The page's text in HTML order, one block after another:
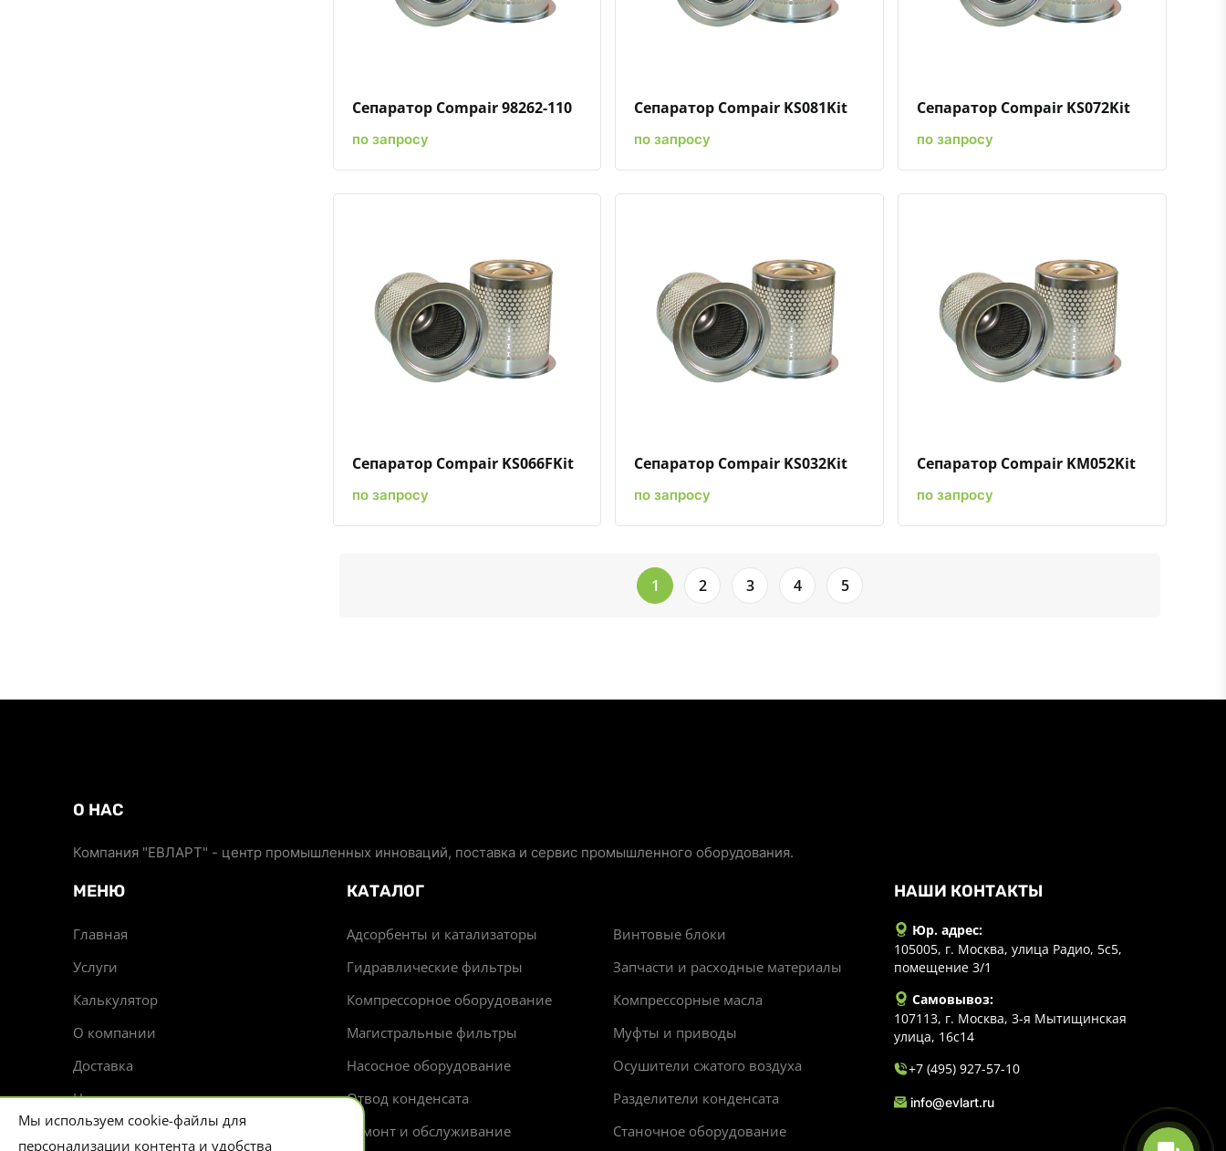
Сепаратор Compair 98262-110
по запросу
Сепаратор Compair KS081Kit
по запросу
Сепаратор Compair KS072Kit
по запросу
Быстрый просмотрДобавить к сравнению
Добавить в избранное
Сепаратор Compair KS066FKit
по запросу
Быстрый просмотрДобавить к сравнению
Добавить в избранное
Сепаратор Compair KS032Kit
по запросу
Быстрый просмотрДобавить к сравнению
Добавить в избранное
Сепаратор Compair KM052Kit
по запросу
1 2 3 4 5
О НАС
Компания "ЕВЛАРТ" - центр промышленных инноваций, поставка и сервис промышленного оборудования.
МЕНЮ
Главная
Услуги
Калькулятор
О компании
Доставка
Новости
Контакты
КАТАЛОГ
Адсорбенты и катализаторы
Винтовые блоки
Гидравлические фильтры
Запчасти и расходные материалы
Компрессорное оборудование
Компрессорные масла
Магистральные фильтры
Муфты и приводы
Насосное оборудование
Осушители сжатого воздуха
Отвод конденсата
Разделители конденсата
Ремонт и обслуживание
Станочное оборудование
НАШИ КОНТАКТЫ
Юр. адрес:
105005, г. Москва, улица Радио, 5с5,
помещение 3/1
Самовывоз:
107113, г. Москва, 3-я Мытищинская
улица, 16с14
+7 (495) 927-57-10
info@evlart.ru
Мы используем cookie-файлы для
персонализации контента и удобства